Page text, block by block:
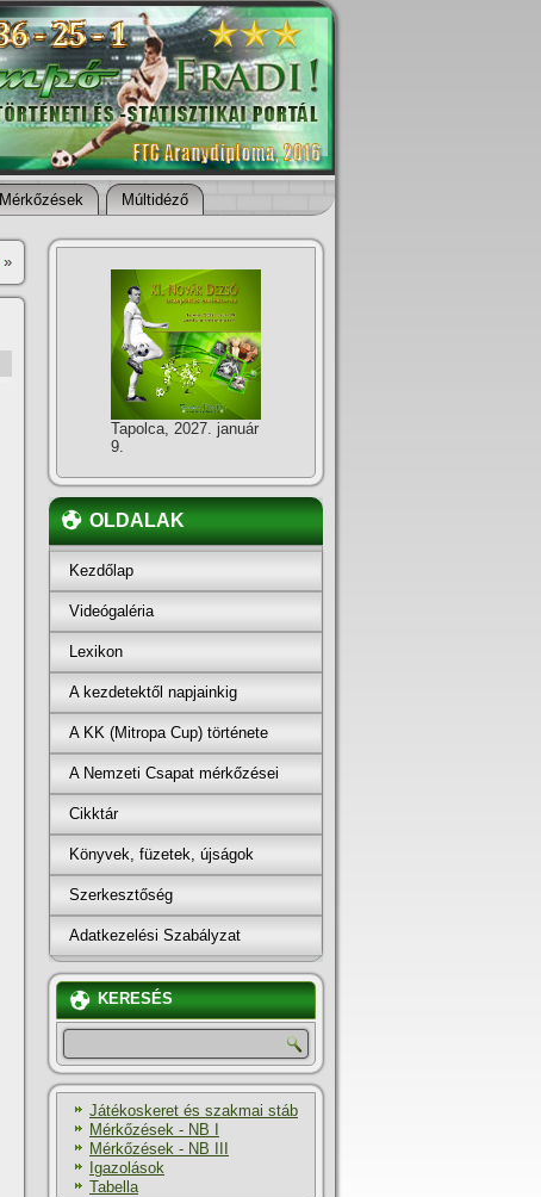
Mérkőzések Múltidéző
»
Tapolca, 2027. január
9.
OLDALAK
Kezdőlap
Videógaléria
Lexikon
A kezdetektől napjainkig
A KK (Mitropa Cup) története
A Nemzeti Csapat mérkőzései
Cikktár
Könyvek, füzetek, újságok
Szerkesztőség
Adatkezelési Szabályzat
KERESÉS
Játékoskeret és szakmai stáb
Mérkőzések - NB I
Mérkőzések - NB III
Igazolások
Tabella